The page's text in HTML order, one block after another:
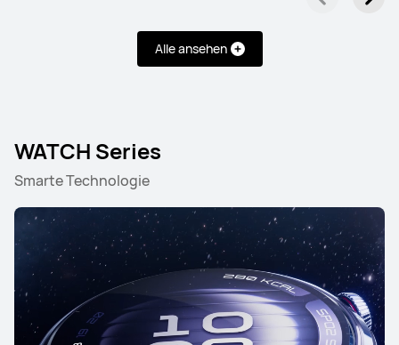
Alle ansehen
WATCH Series
Smarte Technologie